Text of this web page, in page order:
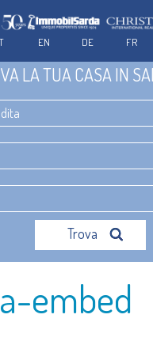
LA TUA CASA IN
Trova
embed
FR
DE
EN